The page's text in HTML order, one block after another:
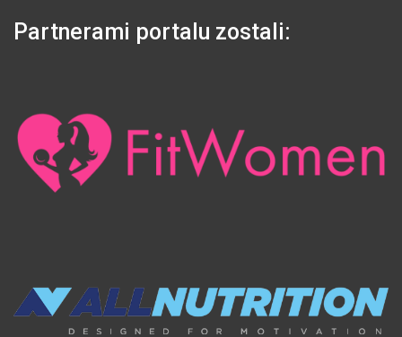
Partnerami portalu zostali: